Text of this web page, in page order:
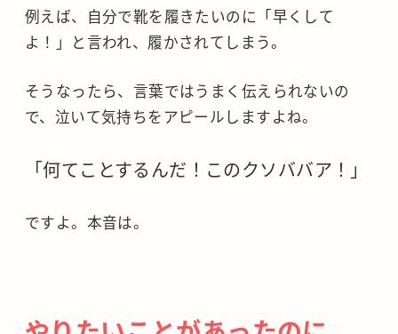
例えば、自分で靴を履きたいのに「早くして
よ！」と言われ、履かされてしまう。
そうなったら、言葉ではうまく伝えられないの
で、泣いて気持ちをアピールしますよね。
「何てことするんだ！このクソババア！」
ですよ。本音は。